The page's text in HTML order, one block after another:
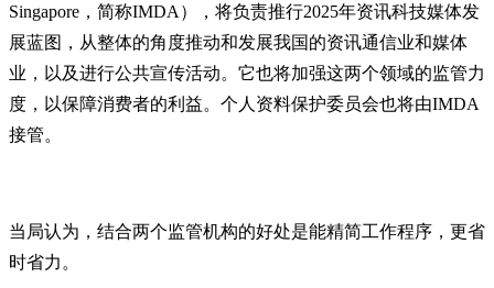
Singapore，简称IMDA），将负责推行2025年资讯科技媒体发
展蓝图，从整体的角度推动和发展我国的资讯通信业和媒体
业，以及进行公共宣传活动。它也将加强这两个领域的监管力
度，以保障消费者的利益。个人资料保护委员会也将由IMDA
接管。
当局认为，结合两个监管机构的好处是能精简工作程序，更省
时省力。